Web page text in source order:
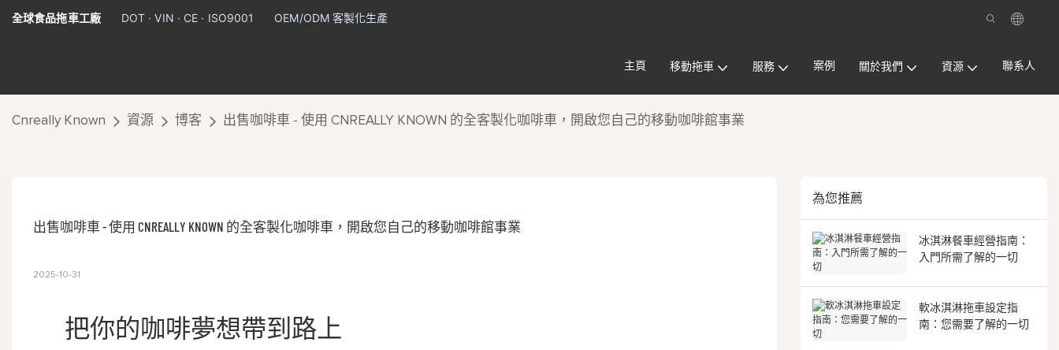
全球食品拖車工廠 DOT · VIN · CE · ISO9001 OEM/ODM 客製化生產
主頁 移動拖車 服務 案例 關於我們 資源 聯系人
Cnreally Known 資源 博客 出售咖啡車 - 使用 CNREALLY KNOWN 的全客製化咖啡車，開啟您自己的移動咖啡館事業
出售咖啡車 - 使用 CNREALLY KNOWN 的全客製化咖啡車，開啟您自己的移動咖啡館事業
2025-10-31
把你的咖啡夢想帶到路上
為您推薦
冰淇淋餐車經營指南：
入門所需了解的一切
軟冰淇淋拖車設定指
南：您需要了解的一切